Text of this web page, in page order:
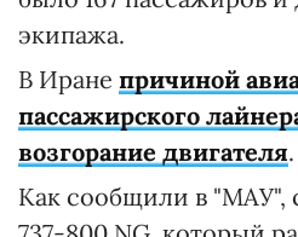
экипажа.
В Иране причиной
пассажирского
возгорание двигателя.
Как сообщили в "МАУ",